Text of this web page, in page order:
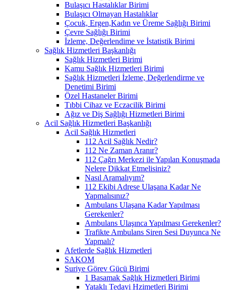
Bulaşıcı Hastalıklar Birimi
Bulaşıcı Olmayan Hastalıklar
Çocuk, Ergen,Kadın ve Üreme Sağlığı Birimi
Çevre Sağlığı Birimi
İzleme, Değerlendime ve İstatistik Birimi
Sağlık Hizmetleri Başkanlığı
Sağlık Hizmetleri Birimi
Kamu Sağlık Hizmetleri Birimi
Sağlık Hizmetleri İzleme, Değerlendirme ve
Denetimi Birimi
Özel Hastaneler Birimi
Tıbbi Cihaz ve Eczacilik Birimi
Ağız ve Diş Sağlığı Hizmetleri Birimi
Acil Sağlık Hizmetleri Başkanlığı
Acil Sağlık Hizmetleri
112 Acil Sağlık Nedir?
112 Ne Zaman Aranır?
112 Çağrı Merkezi ile Yapılan Konuşmada
Nelere Dikkat Etmelisiniz?
Nasıl Aramalıyım?
112 Ekibi Adrese Ulaşana Kadar Ne
Yapmalısınız?
Ambulans Ulaşana Kadar Yapılması
Gerekenler?
Ambulans Ulaşınca Yapılması Gerekenler?
Trafikte Ambulans Siren Sesi Duyunca Ne
Yapmalı?
Afetlerde Sağlık Hizmetleri
SAKOM
Suriye Görev Gücü Birimi
1 Basamak Sağlık Hizmetleri Birimi
Yataklı Tedavi Hzimetleri Birimi